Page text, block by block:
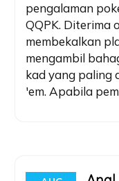
pengalaman
QQPK. Diterima
membekalkan
mengambil
kad yang paling
'em. Apabila